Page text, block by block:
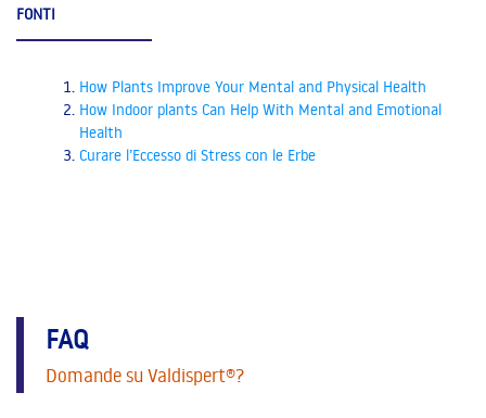
FONTI
How Plants Improve Your Mental and Physical Health
How Indoor plants Can Help With Mental and Emotional
Health
Curare l’Eccesso di Stress con le Erbe
FAQ
Domande su Valdispert®?